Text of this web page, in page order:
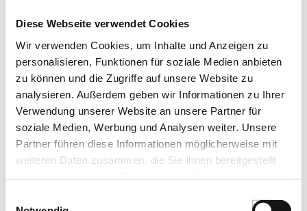
Diese Webseite verwendet Cookies
Wir verwenden Cookies, um Inhalte und Anzeigen zu
personalisieren, Funktionen für soziale Medien anbieten
zu können und die Zugriffe auf unsere Website zu
analysieren. Außerdem geben wir Informationen zu Ihrer
Verwendung unserer Website an unsere Partner für
soziale Medien, Werbung und Analysen weiter. Unsere
Partner führen diese Informationen möglicherweise mit
weiteren Daten zusammen, die Sie ihnen bereitgestellt
€ 37,88/ Liter
St.
LEBENSMITTELKENNZEICHNUNGEN
XXL Oversize Gianduja Barren mit
Salzmandeln, La Molina, 250 g
Art.Nr.:47121